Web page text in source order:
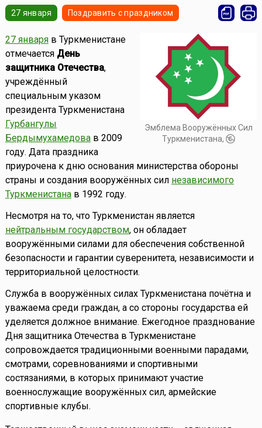
27 января Поздравить с праздником
Эмблема Вооружённых Сил
Туркменистана,
27 январяв Туркменистане
отмечается День
защитника Отечества,
учреждённый
специальным указом
президента Туркменистана
Гурбангулы
Бердымухамедовав 2009
году. Дата праздника
приурочена к дню основания министерства обороны
страны и создания вооружённых сил независимого
Туркменистанав 1992 году.
Несмотря на то, что Туркменистан является
нейтральным государством, он обладает
вооружёнными силами для обеспечения собственной
безопасности и гарантии суверенитета, независимости и
территориальной целостности.
Служба в вооружённых силах Туркменистана почётна и
уважаема среди граждан, а со стороны государства ей
уделяется должное внимание. Ежегодное празднование
Дня защитника Отечества в Туркменистане
сопровождается традиционными военными парадами,
смотрами, соревнованиями и спортивными
состязаниями, в которых принимают участие
военнослужащие вооружённых сил, армейские
спортивные клубы.